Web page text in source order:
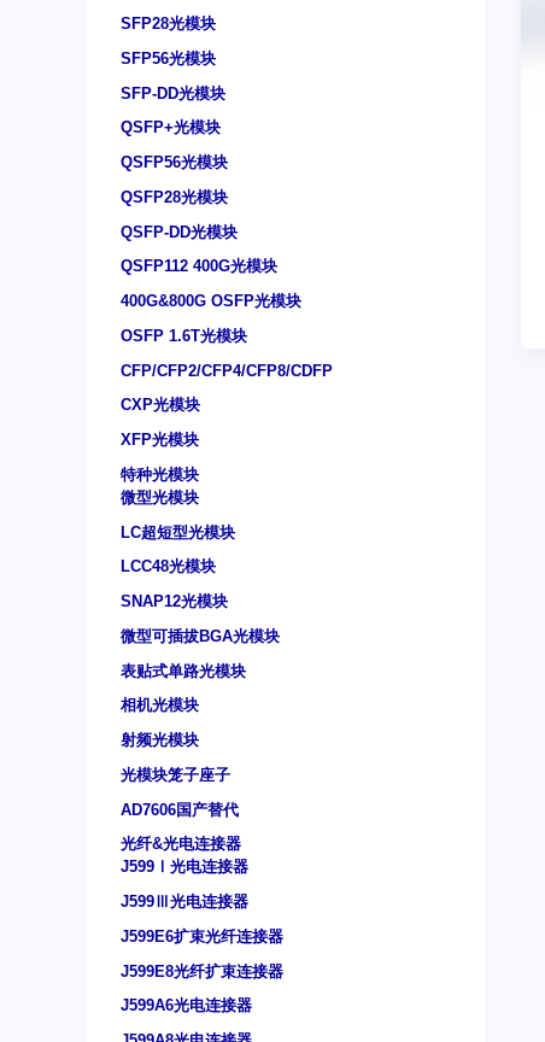
SFP28光模块
SFP56光模块
SFP-DD光模块
QSFP+光模块
QSFP56光模块
QSFP28光模块
QSFP-DD光模块
QSFP112 400G光模块
400G&800G OSFP光模块
OSFP 1.6T光模块
CFP/CFP2/CFP4/CFP8/CDFP
CXP光模块
XFP光模块
特种光模块
微型光模块
LC超短型光模块
LCC48光模块
SNAP12光模块
微型可插拔BGA光模块
表贴式单路光模块
相机光模块
射频光模块
光模块笼子座子
AD7606国产替代
光纤&光电连接器
J599Ⅰ光电连接器
J599Ⅲ光电连接器
J599E6扩束光纤连接器
J599E8光纤扩束连接器
J599A6光电连接器